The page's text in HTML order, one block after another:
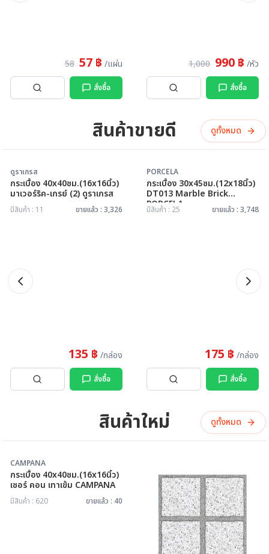
58 57 ฿ /แผ่น
สั่งซื้อ
1,000 990 ฿ /หัว
สั่งซื้อ
สินค้าขายดี ดูทั้งหมด
ขายดี
ดูราเกรส
135 ฿ /กล่อง
สั่งซื้อ
ขายดี
PORCELA
175 ฿ /กล่อง
สั่งซื้อ
สินค้าใหม่ ดูทั้งหมด
CAMPANA